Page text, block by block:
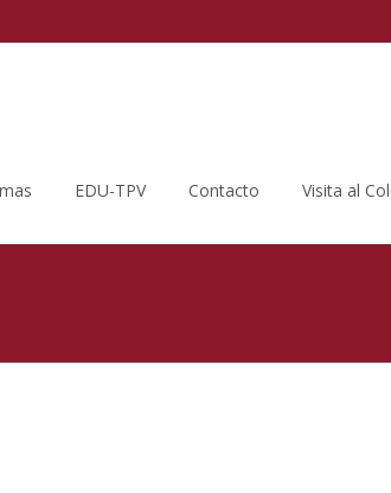
EDU-TPV Contacto Visita al